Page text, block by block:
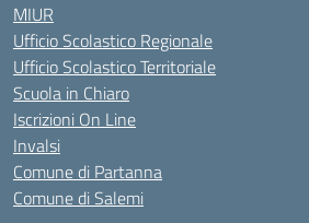
MIUR
Ufficio Scolastico Regionale
Ufficio Scolastico Territoriale
Scuola in Chiaro
Iscrizioni On Line
Invalsi
Comune di Partanna
Comune di Salemi